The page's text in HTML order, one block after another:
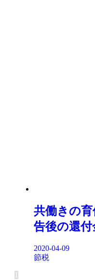
共働きの
告後の還付
2020-04-09
節税
1